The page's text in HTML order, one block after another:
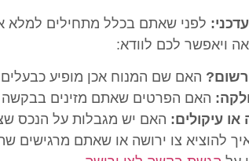
לפני שאתם בכלל מתחילים למלא
ויאפשר לכם לוודא:
האם שם המנוח אכן מופיע
האם הפרטים שאתם מזינים בבקשה
עיקולים: האם יש מגבלות על הנכס
להוציא צו ירושה או שאתם מרגישים